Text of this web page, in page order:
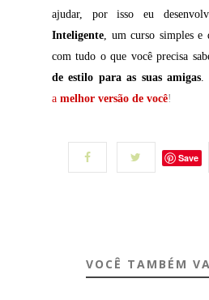
ajudar, por isso eu
Inteligente , um curso simples e
com tudo o que você precisa
de estilo para as suas amigas
a melhor versão de você!
Save
VOCÊ TAMBÉM